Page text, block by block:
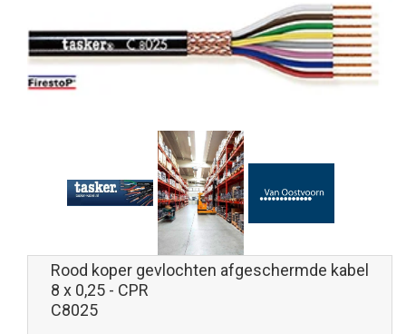
Rood koper gevlochten afgeschermde kabel
8 x 0,25 - CPR
C8025